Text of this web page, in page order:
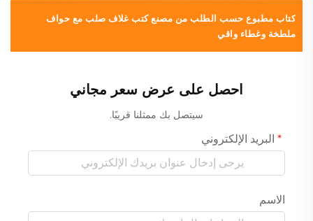
كتاب مطبوع حسب الطلب من مصنع كتب غلاف صلب مع حواف
ملطخة وغطاء واقي
احصل على عرض سعر مجاني
سيتصل بك ممثلنا قريبًا.
البريد الإلكتروني
الاسم